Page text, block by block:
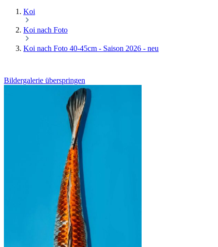
Koi
Koi nach Foto
Koi nach Foto 40-45cm - Saison 2026 - neu
Bildergalerie überspringen